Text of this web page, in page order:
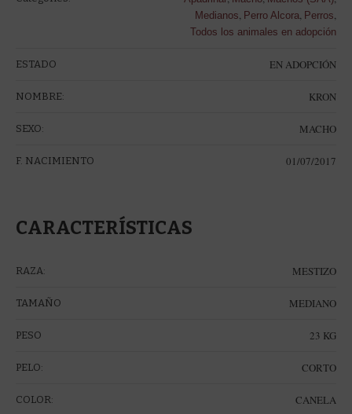
Medianos, Perro Alcora, Perros,
Todos los animales en adopción
ESTADO EN ADOPCIÓN
NOMBRE: KRON
SEXO: MACHO
F. NACIMIENTO 01/07/2017
CARACTERÍSTICAS
RAZA: MESTIZO
TAMAÑO MEDIANO
PESO 23 KG
PELO: CORTO
COLOR: CANELA